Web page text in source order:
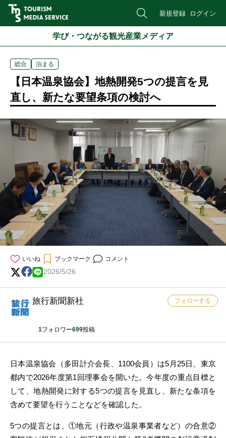
新規登録 ログイン
学び・つながる観光産業メディア
総合 泊まる
【日本温泉協会】地熱開発5つの提言を見
直し、新たな要望条項の検討へ
いいね ブックマーク コメント
2026/5/26
旅行新聞新社
1フォロワー699投稿
フォローする
日本温泉協会（多田計介会長、1100会員）は5月25日、東京
都内で2026年度第1回理事会を開いた。今年度の重点目標と
して、地熱開発に対する5つの提言を見直し、新たな条項を
含めて要望を行うことなどを確認した。
5つの提言とは、①地元（行政や温泉事業者など）の合意②